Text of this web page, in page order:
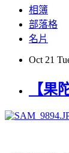
相簿
部落格
名片
Oct 21
【果